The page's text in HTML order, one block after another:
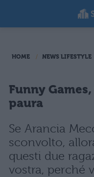
HOME NEWS LIFESTYLE
Funny
paura
Se Arancia
sconvolto,
questi due
vostra, perché